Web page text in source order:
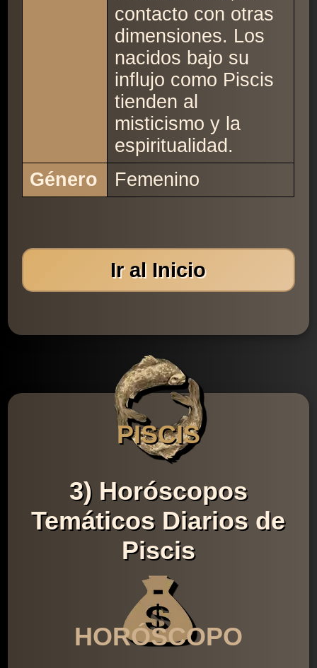
contacto con otras
dimensiones. Los
nacidos bajo su
influjo como Piscis
tienden al
misticismo y la
espiritualidad.
Género
Femenino
Ir al Inicio
PISCIS
3) Horóscopos
Temáticos Diarios de
Piscis
HORÓSCOPO